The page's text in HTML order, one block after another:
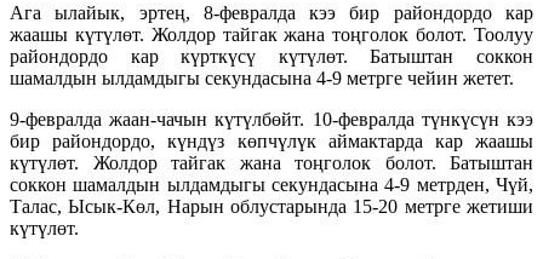
Ага ылайык, эртең, 8-февралда кээ бир райондордо кар
жаашы күтүлөт. Жолдор тайгак жана тоңголок болот. Тоолуу
райондордо кар күрткүсү күтүлөт. Батыштан соккон
шамалдын ылдамдыгы секундасына 4-9 метрге чейин жетет.
9-февралда жаан-чачын күтүлбөйт. 10-февралда түнкүсүн кээ
бир райондордо, күндүз көпчүлүк аймактарда кар жаашы
күтүлөт. Жолдор тайгак жана тоңголок болот. Батыштан
соккон шамалдын ылдамдыгы секундасына 4-9 метрден, Чүй,
Талас, Ысык-Көл, Нарын облустарында 15-20 метрге жетиши
күтүлөт.